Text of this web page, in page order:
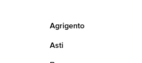
Agrigento
Asti